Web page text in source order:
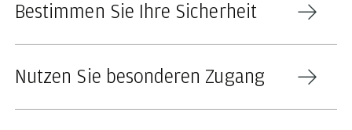
Bestimmen Sie Ihre Sicherheit
Nutzen Sie besonderen Zugang